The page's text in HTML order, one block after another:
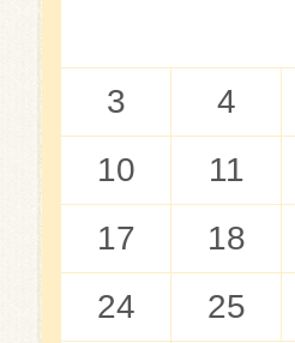
3 4
10
11
17
18
24
25